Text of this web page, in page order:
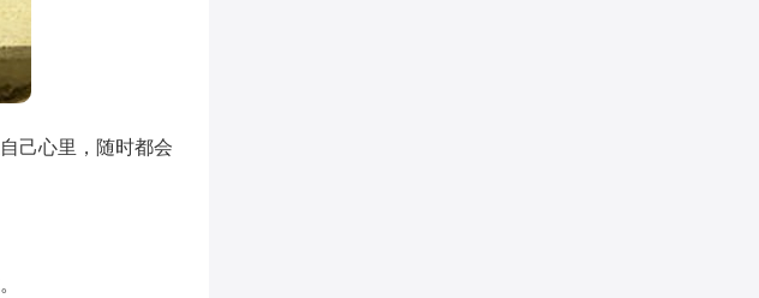
己心里，随时都会